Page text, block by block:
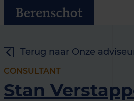
Terug naar Onze
CONSULTANT
Stan